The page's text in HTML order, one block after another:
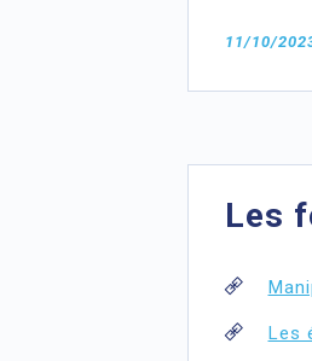
11/10/
Les
Les